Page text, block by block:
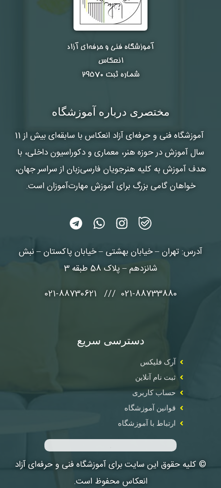
آموزشگاه فنی و حرفه‌ای آزاد
انعکاس
شماره ثبت ۲۹۵۷۰
مختصری درباره آموزشگاه
آموزشگاه فنی و حرفه‌ای آزاد انعکاس
با سابقه‌ای بیش از 11
سال آموزش در حوزه هنر، معماری و دکوراسیون داخلی، با
هدف آموزش به کلیه هنرجویان فارسی‌زبان از سراسر جهان،
خواهان گامی بزرگ برای آموزش مهارت‌آموزان است.
آدرس: تهران – خیابان بهشتی – خیابان پاکستان – نبش
شانزدهم – پلاک 58 طبقه 3
021-88733880 /// 021-88730621
دسترسی سریع
آرک فلیکس
ثبت نام آنلاین
حساب کاربری
قوانین آموزشگاه
ارتباط با آموزشگاه
© کلیه حقوق این سایت برای آموزشگاه فنی و حرفه‌ای آزاد
انعکاس محفوظ است.